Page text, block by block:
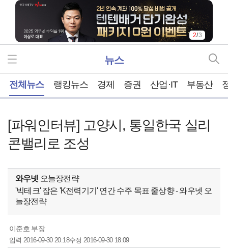
2/3
뉴스
전체뉴스 랭킹뉴스 경제 증권 산업·IT 부동산
[파워인터뷰] 고양시, 통일한국 실리
콘밸리로 조성
와우넷 오늘장전략
'빅테크' 잡은 'K전력기기' 연간 수주 목표 줄상향 - 와우넷 오
늘장전략
이준호 부장
입력 2016-09-30 20:18수정 2016-09-30 18:09